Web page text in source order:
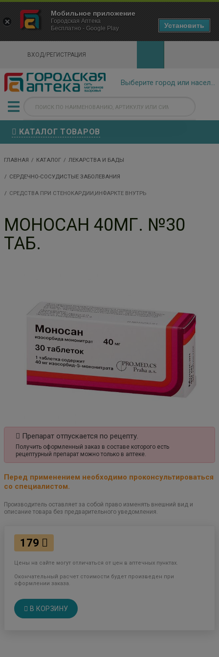
ВХОД/РЕГИСТРАЦИЯ
КАТАЛОГ ТОВАРОВ
ГЛАВНАЯ КАТАЛОГ ЛЕКАРСТВА И БАДЫ
СЕРДЕЧНО-СОСУДИСТЫЕ ЗАБОЛЕВАНИЯ
СРЕДСТВА ПРИ СТЕНОКАРДИИ,ИНФАРКТЕ ВНУТРЬ
МОНОСАН 40МГ. №30
ТАБ.
Препарат отпускается по рецепту.
Получить оформленный заказ в составе которого есть
рецептурный препарат можно только в аптеке.
Перед применением необходимо проконсультироваться
со специалистом.
Производитель оставляет за собой право изменять внешний вид и
описание товара без предварительного уведомления.
179
Цены на сайте могут отличаться от цен в аптечных пунктах.
Окончательный расчет стоимости будет произведен при
оформлении заказа.
В КОРЗИНУ
×
Городская Аптека Маркетплейс
- In Google Play
Мобильное приложение
Городская Аптека
Бесплатно - Google Play
Установить